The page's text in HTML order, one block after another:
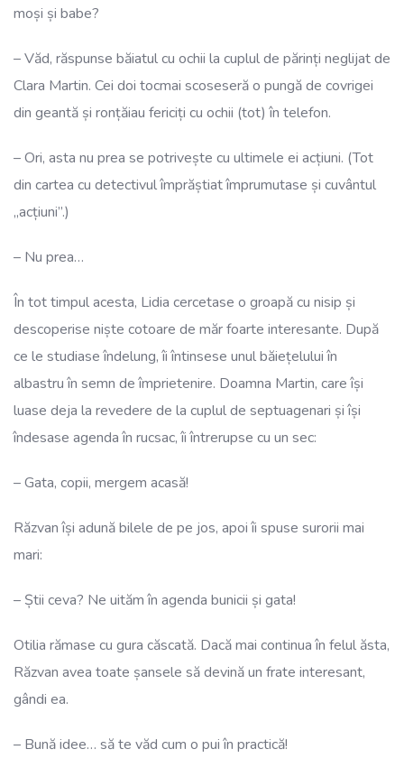
moși și babe?
– Văd, răspunse băiatul cu ochii la cuplul de părinți neglijat de
Clara Martin. Cei doi tocmai scoseseră o pungă de covrigei
din geantă și ronțăiau fericiți cu ochii (tot) în telefon.
– Ori, asta nu prea se potrivește cu ultimele ei acțiuni. (Tot
din cartea cu detectivul împrăștiat împrumutase și cuvântul
„acțiuni”.)
– Nu prea…
În tot timpul acesta, Lidia cercetase o groapă cu nisip și
descoperise niște cotoare de măr foarte interesante. După
ce le studiase îndelung, îi întinsese unul băiețelului în
albastru în semn de împrietenire. Doamna Martin, care își
luase deja la revedere de la cuplul de septuagenari și își
îndesase agenda în rucsac, îi întrerupse cu un sec:
– Gata, copii, mergem acasă!
Răzvan își adună bilele de pe jos, apoi îi spuse surorii mai
mari:
– Știi ceva? Ne uităm în agenda bunicii și gata!
Otilia rămase cu gura căscată. Dacă mai continua în felul ăsta,
Răzvan avea toate șansele să devină un frate interesant,
gândi ea.
– Bună idee… să te văd cum o pui în practică!